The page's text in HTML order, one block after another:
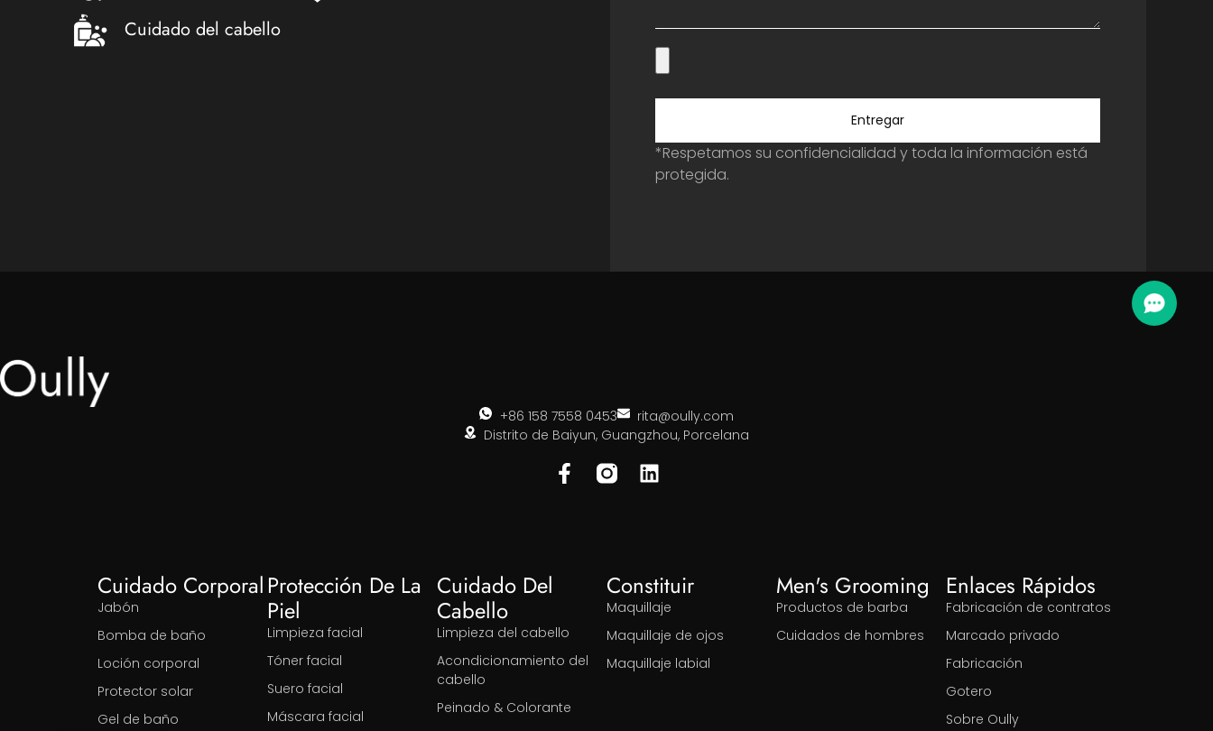
Cuidado del cabello
Entregar
*Respetamos su confidencialidad y toda la información está
protegida.
+86 158 7558 0453
rita@oully.com
Distrito de Baiyun, Guangzhou, Porcelana
Cuidado Corporal
Jabón
Bomba de baño
Loción corporal
Protector solar
Gel de baño
Protección De La
Piel
Limpieza facial
Tóner facial
Suero facial
Máscara facial
Cuidado Del
Cabello
Limpieza del cabello
Acondicionamiento del
cabello
Peinado & Colorante
Constituir
Maquillaje
Maquillaje de ojos
Maquillaje labial
Men's Grooming
Productos de barba
Cuidados de hombres
Enlaces Rápidos
Fabricación de contratos
Marcado privado
Fabricación
Gotero
Sobre Oully